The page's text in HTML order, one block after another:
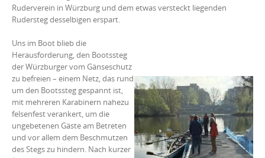
Ruderverein in Würzburg und dem etwas versteckt liegenden
Rudersteg desselbigen erspart.
Uns im Boot blieb die
Herausforderung, den Bootssteg
der Würzburger vom Gänseschutz
zu befreien – einem Netz, das rund
um den Bootssteg gespannt ist,
mit mehreren Karabinern nahezu
felsenfest verankert, um die
ungebetenen Gäste am Betreten
und vor allem dem Beschmutzen
des Stegs zu hindern. Nach kurzer